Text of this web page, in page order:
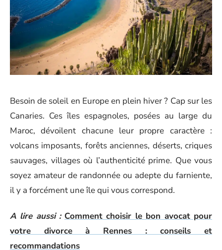
Besoin de soleil en Europe en plein hiver ? Cap sur les
Canaries. Ces îles espagnoles, posées au large du
Maroc, dévoilent chacune leur propre caractère :
volcans imposants, forêts anciennes, déserts, criques
sauvages, villages où l’authenticité prime. Que vous
soyez amateur de randonnée ou adepte du farniente,
il y a forcément une île qui vous correspond.
A lire aussi : Comment choisir le bon avocat pour
votre divorce à Rennes : conseils et
recommandations